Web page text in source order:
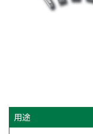
用途